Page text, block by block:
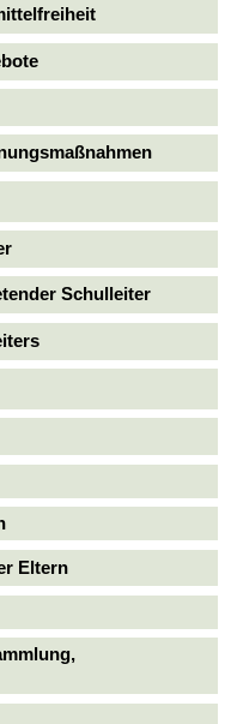
Schulleiter
Eltern